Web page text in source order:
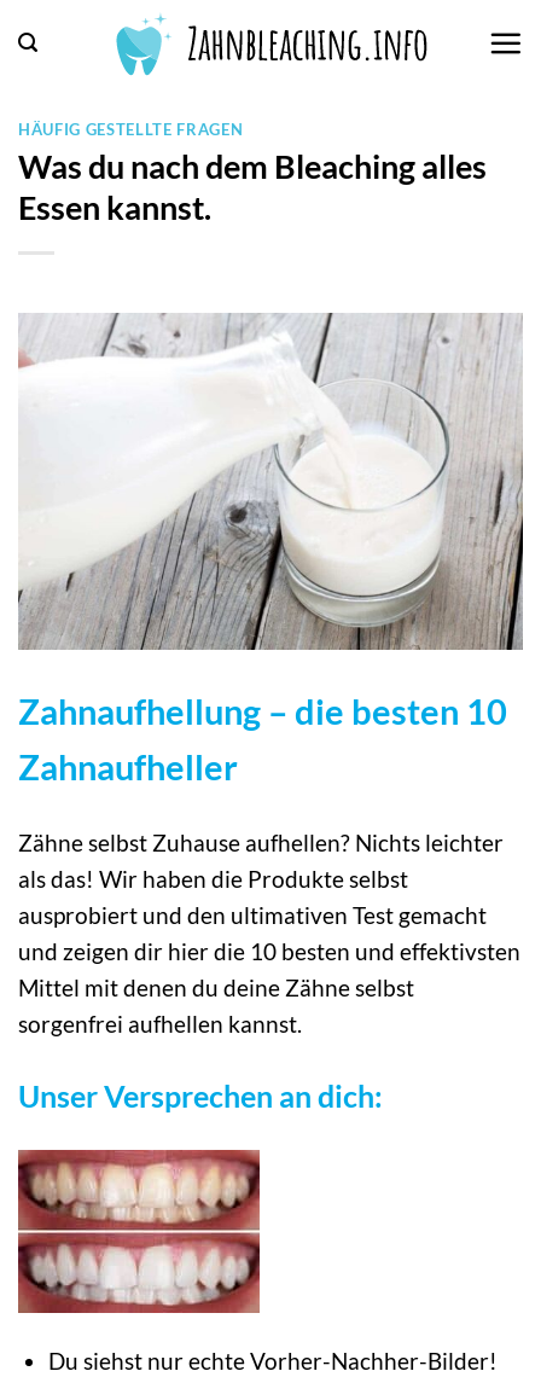
Inhalt
HÄUFIG GESTELLTE FRAGEN
Was du nach dem Bleaching alles
Essen kannst.
Zahnaufhellung – die besten 10
Zahnaufheller
Zähne selbst Zuhause aufhellen? Nichts leichter
als das! Wir haben die Produkte selbst
ausprobiert und den ultimativen Test gemacht
und zeigen dir hier die 10 besten und effektivsten
Mittel mit denen du deine Zähne selbst
sorgenfrei aufhellen kannst.
Unser Versprechen an dich:
Du siehst nur echte Vorher-Nachher-Bilder!